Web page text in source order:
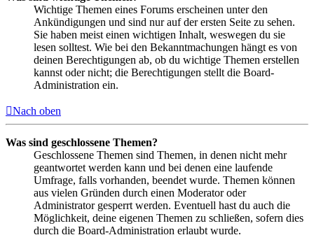
Wichtige Themen eines Forums erscheinen unter den
Ankündigungen und sind nur auf der ersten Seite zu sehen.
Sie haben meist einen wichtigen Inhalt, weswegen du sie
lesen solltest. Wie bei den Bekanntmachungen hängt es von
deinen Berechtigungen ab, ob du wichtige Themen erstellen
kannst oder nicht; die Berechtigungen stellt die Board-
Administration ein.
Nach oben
Was sind geschlossene Themen?
Geschlossene Themen sind Themen, in denen nicht mehr
geantwortet werden kann und bei denen eine laufende
Umfrage, falls vorhanden, beendet wurde. Themen können
aus vielen Gründen durch einen Moderator oder
Administrator gesperrt werden. Eventuell hast du auch die
Möglichkeit, deine eigenen Themen zu schließen, sofern dies
durch die Board-Administration erlaubt wurde.